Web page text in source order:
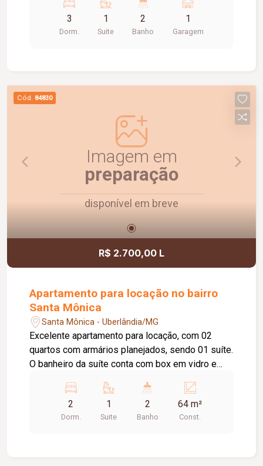
planejados e bancada, área de serviço, 03
quartos, sendo 02 com armários planejados e 01
suíte. Possui ainda 01 banheiro social com box
praticidade e uma ótima localização. Agende uma
visita e venha conhecer!
3
Dorm.
1
Suite
2
Banho
1
Garagem
Cód. 84830
Imagem em
preparação
disponível em breve
R$ 2.700,00 L
Apartamento para locação no bairro
Santa Mônica
Santa Mônica - Uberlândia/MG
Excelente apartamento para locação, com 02
quartos com armários planejados, sendo 01 suíte.
O banheiro da suíte conta com box em vidro e
bem iluminada, sacada com churrasqueira,
cozinha com armários planejados e cooktop, área
de serviço com armário e 01 banheiro social com
2
Dorm.
1
Suite
2
Banho
64 m²
Const.